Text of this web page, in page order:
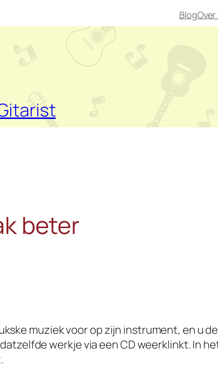
BlogOver
beter
muziek voor op zijn instrument, en u
werkje via een CD weerklinkt. In